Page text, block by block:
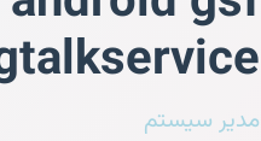
مدیر سیستم